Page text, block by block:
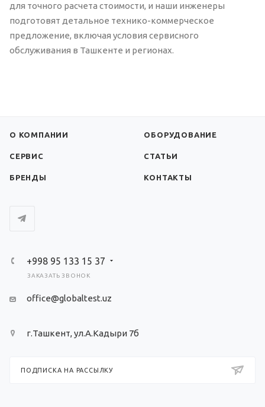
для точного расчета стоимости, и наши инженеры
подготовят детальное технико-коммерческое
предложение, включая условия сервисного
обслуживания в Ташкенте и регионах.
О КОМПАНИИ ОБОРУДОВАНИЕ
СЕРВИС СТАТЬИ
БРЕНДЫ КОНТАКТЫ
+998 95 133 15 37
ЗАКАЗАТЬ ЗВОНОК
office@globaltest.uz
г.Ташкент, ул.А.Кадыри 7б
ПОДПИСКА НА РАССЫЛКУ